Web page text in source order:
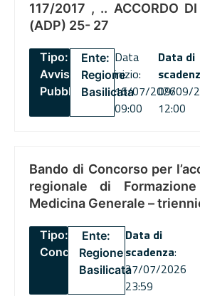
117/2017 , .. ACCORDO
(ADP) 25- 27
Tipo:
Avviso
Pubblico
Ente:
Regione
Basilicata
Data
inizio:
16/07/2026
09:00
Data di
09/09/
12:00
Bando di Concorso per
regionale di
Medicina Generale –
Tipo:
Concorsi
Ente:
Regione
Basilicata
Data di
scadenza:
27/07/2026
23:59